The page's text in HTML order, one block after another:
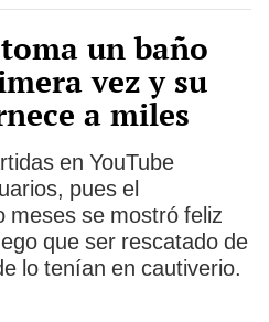
un baño
vez y su
a miles
en YouTube
pues el
meses se mostró feliz
que ser rescatado de
lo tenían en cautiverio.